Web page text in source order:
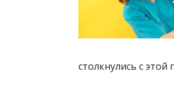
столкнулись с